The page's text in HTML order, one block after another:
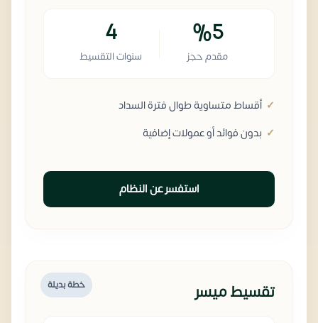
%5
مقدم حجز
4
سنوات التقسيط
أقساط متساوية طوال فترة السداد
بدون فوائد أو عمولات إضافية
استفسر عن النظام
خطة بديلة تقسيط ميسر